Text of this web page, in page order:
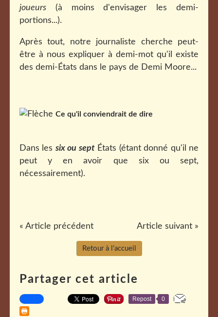
joueurs (à moins d'envisager les demi-
portions...).
Après tout, notre journaliste cherche peut-
être à nous expliquer à demi-mot qu'il existe
des demi-États dans le pays de Demi Moore...
Ce qu'il conviendrait de dire
Dans les six ou septÉtats (étant donné qu'il ne
peut y en avoir que six ou sept,
nécessairement).
« Article précédent Article suivant »
Retour à l'accueil
Partager cet article
Repost 0